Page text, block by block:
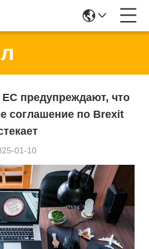
предупреждают, что
соглашение по Brexit
01-10